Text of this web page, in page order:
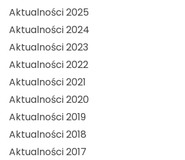
Aktualności 2025
Aktualności 2024
Aktualności 2023
Aktualności 2022
Aktualności 2021
Aktualności 2020
Aktualności 2019
Aktualności 2018
Aktualności 2017